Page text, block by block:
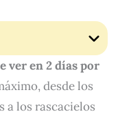
ver en 2 días por
desde los
a los rascacielos